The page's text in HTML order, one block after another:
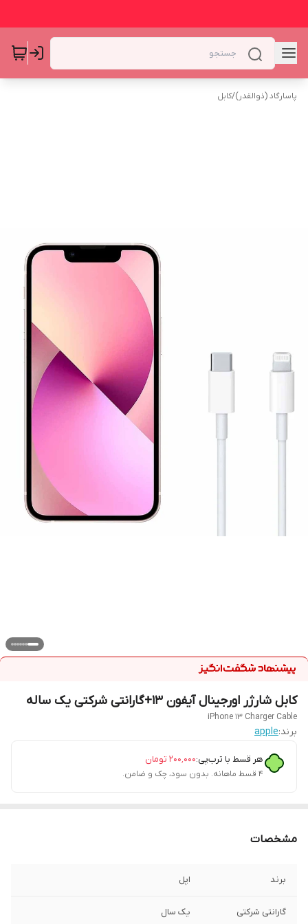
پاسارگاد (ذوالقدر)/کابل
کابل شارژر اورجینال آیفون 13+گارانتی شرکتی یک ساله
iPhone 13 Charger Cable
برند:apple
هر قسط با ترب‌پی:۲۰۰٬۰۰۰ تومان
۴ قسط ماهانه. بدون سود، چک و ضامن.
مشخصات
برند اپل
گارانتی شرکتی یک سال